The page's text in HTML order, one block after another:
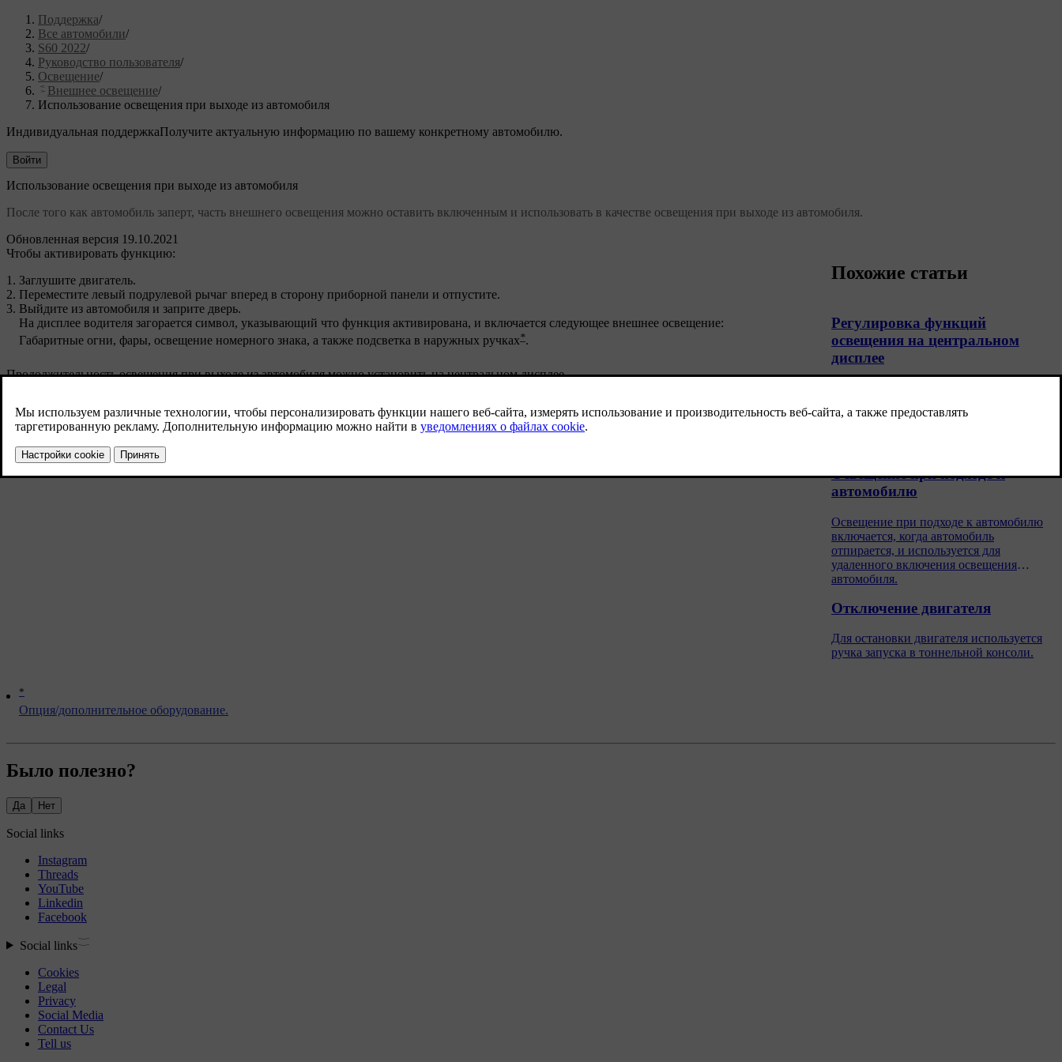
Поддержка/
Все автомобили/
S60 2022/
Руководство пользователя/
Освещение/
Внешнее освещение/
Использование освещения при выходе из автомобиля
Индивидуальная поддержкаПолучите актуальную информацию по вашему конкретному автомобилю.
Войти
Обновленная версия 19.10.2021
Использование освещения при выходе из автомобиля
После того как автомобиль заперт, часть внешнего освещения можно оставить включенным и использовать в качестве освещения при выходе из автомобиля.
Чтобы активировать функцию:
Заглушите двигатель.
Переместите левый подрулевой рычаг вперед в сторону приборной панели и отпустите.
Выйдите из автомобиля и заприте дверь.
На дисплее водителя загорается символ, указывающий что функция активирована, и включается следующее внешнее освещение:
Габаритные огни, фары, освещение номерного знака, а также подсветка в наружных ручках*.
Продолжительность освещения при выходе из автомобиля можно установить на центральном дисплее.
*
Опция/дополнительное оборудование.
Похожие статьи
Регулировка функций
освещения на центральном
дисплее
Это, например, относится к освещению
Освещение при подходе к
автомобилю
Освещение при подходе к автомобилю
включается, когда автомобиль
отпирается, и используется для
удаленного включения освещения
автомобиля.
Отключение двигателя
Для остановки двигателя используется
ручка запуска в тоннельной консоли.
Было полезно?
Да Нет